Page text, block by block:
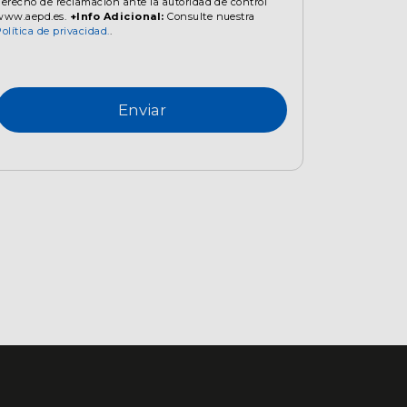
+Info Adicional: Consulte nuestra
de privacidad..
Enviar